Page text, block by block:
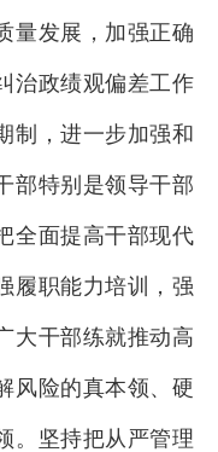
量发展，加强正确
治政绩观偏差工作
制，进一步加强和
部特别是领导干部
全面提高干部现代
履职能力培训，强
大干部练就推动高
风险的真本领、硬
。坚持把从严管理